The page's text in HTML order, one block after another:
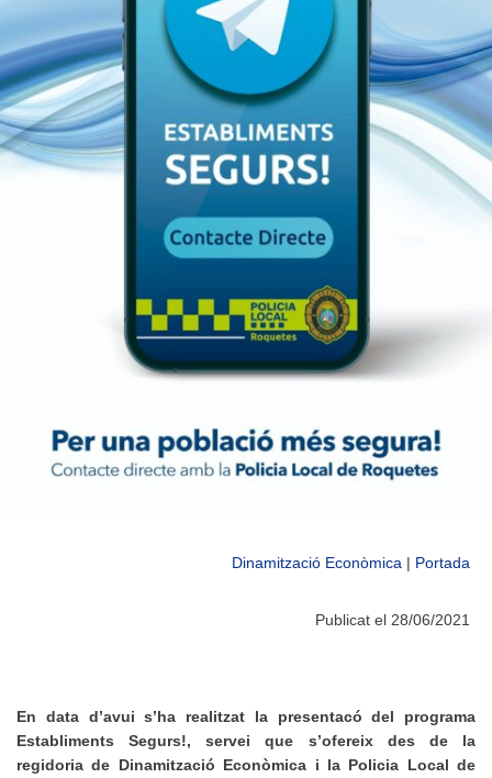
Dinamització Econòmica | Portada
Publicat el 28/06/2021
En data d’avui s’ha realitzat la presentacó del programa
Establiments Segurs!, servei que s’ofereix des de la
regidoria de Dinamització Econòmica i la Policia Local de